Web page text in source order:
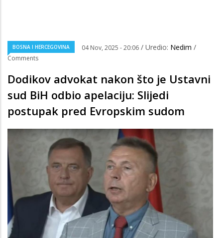
BOSNA I HERCEGOVINA 04 Nov, 2025 - 20:06 / Uredio: Nedim /
Comments
Dodikov advokat nakon što je Ustavni
sud BiH odbio apelaciju: Slijedi
postupak pred Evropskim sudom